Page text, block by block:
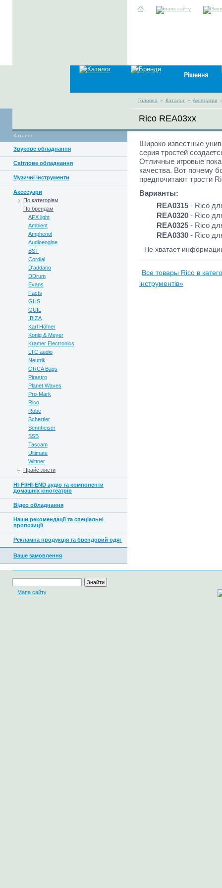
Головна » Каталог » Аксесуари
Rico REA03xx
Каталог
Звукове обладнання
Світлове обладнання
Музичні інструменти
Аксесуари
По категоріям
По брендам
AFX light
Ambient
Amphenol
Audioengine
BST
Cordial
D'addario
DDrum
Evans
Facts
GHS
GUIL
IBIZA
Karl Höfner
Konig & Meyer
Kramer Electronics
LTC audio
Neutrik
ORCA Bags
Pirastro
Planet Waves
Pro-Mark
Rico
Robe
Schertler
Sennheiser
SSB
Tascam
Ultimate
Wittner
Прайс-листи
HI-FI/HI-END аудіо та компоненти
домашніх кінотеатрів
Відео обладнання
Наши рекомендації та спеціальні
пропозиції
Рекламна продукція та брендовий одяг
Ваше замовлення
Широко известные
серия тростей
Отличные игровые
качества. Вот почему
предпочитают трости
Варианты:
REA0315 - Rico
REA0320 - Rico
REA0325 - Rico
REA0330 - Rico
Не хватает
Все товары Rico в
інструментів»
Мапа сайту